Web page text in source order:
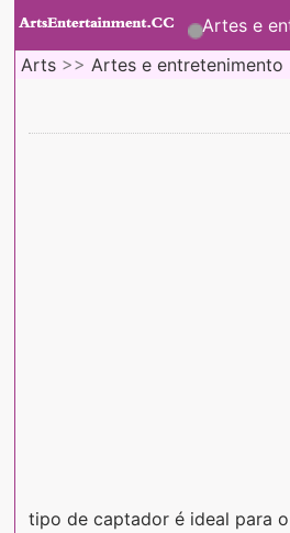
Artes e
Arts >> Artes e entretenimento
tipo de captador é ideal para